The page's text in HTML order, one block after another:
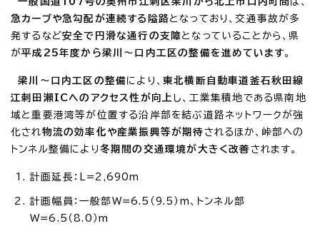
急カーブや急勾配が連続する隘路となっており、交通事故が多
発するなど安全で円滑な通行の支障となっていることから、県
が平成25年度から梁川～口内工区の整備を進めています。
梁川～口内工区の整備により、東北横断自動車道釜石秋田線
江刺田瀬ICへのアクセス性が向上 し、工業集積地である県南地
域と重要港湾等が位置する沿岸部を結ぶ道路ネットワークが強
化され物流の効率化や産業振興等が期待されるほか、峠部への
トンネル整備により冬期間の交通環境が大きく改善 されます。
計画延長：L=2,690m
計画幅員：一般部W=6.5（9.5）m、トンネル部
W=6.5（8.0）m